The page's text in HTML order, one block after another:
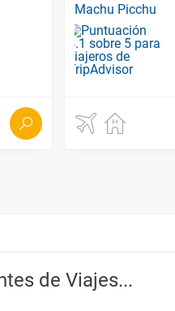
Machu Picchu
de Viajes...